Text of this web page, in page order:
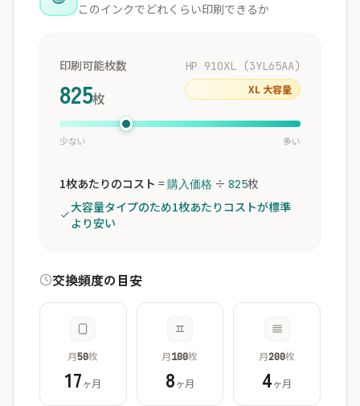
このインクでどれくらい印刷できるか
印刷可能枚数
825枚
HP 910XL (3YL65AA)
XL 大容量
少ない 多い
1枚あたりのコスト =購入価格 ÷ 825枚
大容量タイプのため1枚あたりコストが標準
より安い
交換頻度の目安
月50枚
17ヶ月
月100枚
8ヶ月
月200枚
4ヶ月